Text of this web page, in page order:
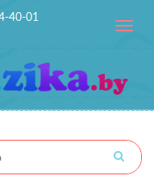
40-01
Toggle